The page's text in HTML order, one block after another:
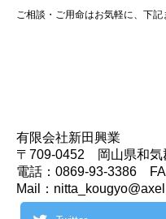
ご相談・ご用命はお気軽に、下記
有限会社新田興業
〒709-0452 岡山県和気
電話：0869-93-3386
Mail：